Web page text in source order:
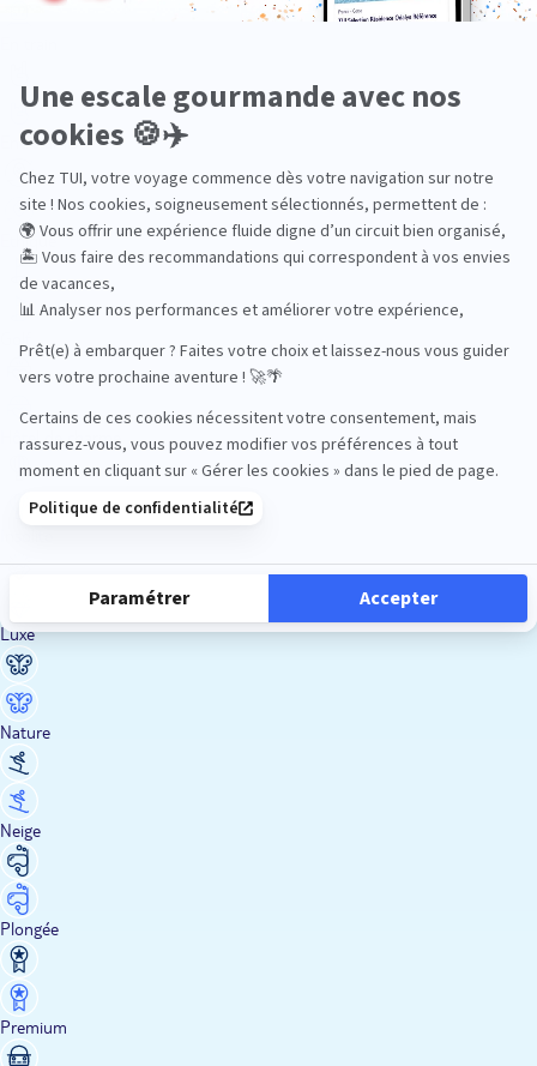
Entre amis
Ethique
Hôtel de charme
Luxe
Nature
Neige
Plongée
Premium